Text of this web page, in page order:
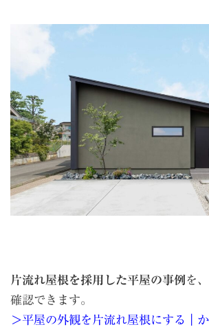
片流れ屋根を採用した平屋の事例 を
確認できます。
＞平屋の外観を片流れ屋根にする｜